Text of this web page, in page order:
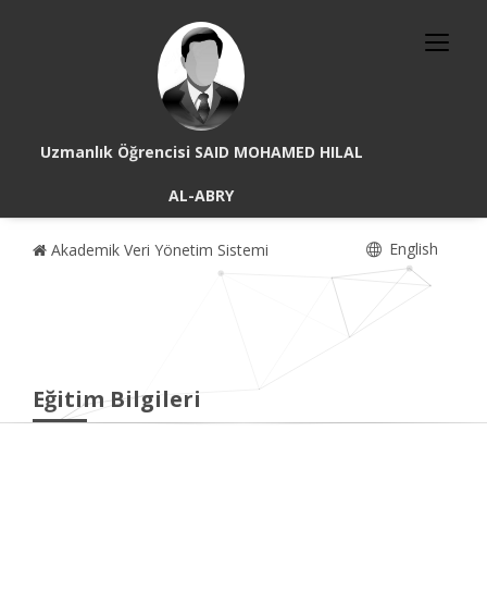
Uzmanlık Öğrencisi SAID MOHAMED HILAL
AL-ABRY
Akademik Veri Yönetim Sistemi English
Eğitim Bilgileri